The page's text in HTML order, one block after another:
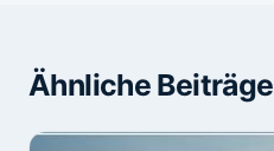
Ähnliche Beiträge